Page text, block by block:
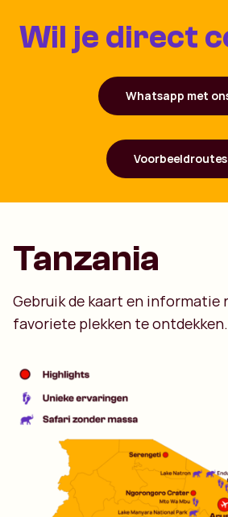
Wil je direct
Whatsapp met
Voorbeeldroutes
Tanzania
Gebruik de kaart en informatie
favoriete plekken te ontdekken.